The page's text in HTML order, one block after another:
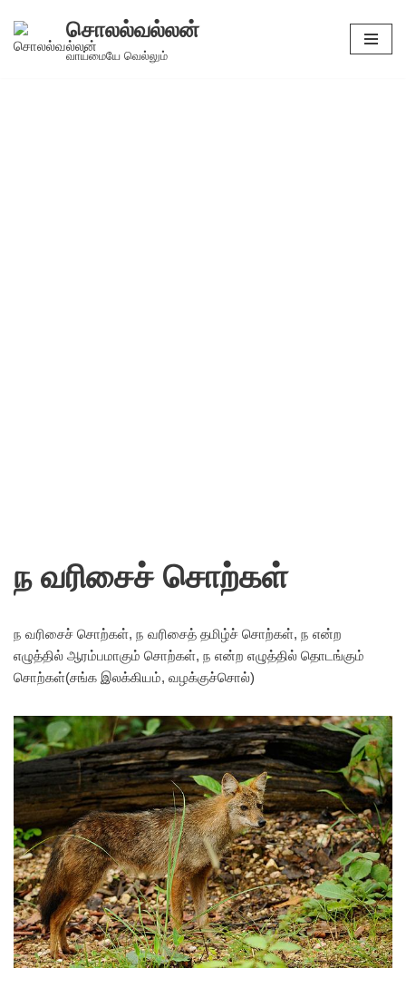
Skip
சொலல்வல்லன்
வாய்மையே வெல்லும்
ந வரிசைச் சொற்கள்
ந வரிசைச் சொற்கள், ந வரிசைத் தமிழ்ச் சொற்கள், ந என்ற
எழுத்தில் ஆரம்பமாகும் சொற்கள், ந என்ற எழுத்தில் தொடங்கும்
சொற்கள்(சங்க இலக்கியம், வழக்குச்சொல்)